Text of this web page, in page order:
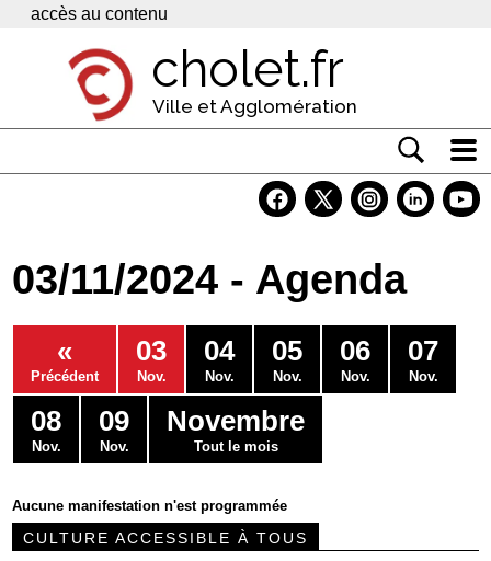
Panneau de gestion des cookies
accès au contenu
cholet.fr
Ville et Agglomération
Economie
Services
Contacts
03/11/2024 - Agenda
«
Précédent
03
Nov.
04
Nov.
05
Nov.
06
Nov.
07
Nov.
08
Nov.
09
Nov.
Novembre
Tout le mois
Aucune manifestation n'est programmée
CULTURE ACCESSIBLE À TOUS